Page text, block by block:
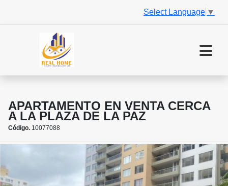
Select Language ▼
APARTAMENTO EN VENTA CERCA
A LA PLAZA DE LA PAZ
Código. 10077088